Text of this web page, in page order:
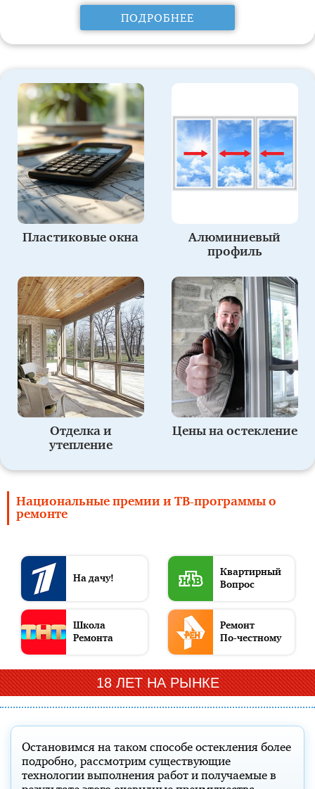
ПОДРОБНЕЕ
Пластиковые окна
Алюминиевый
профиль
Отделка и
утепление
Цены на остекление
Акции и скидки О компании
Национальные премии и ТВ-программы о
ремонте
На дачу!
Квартирный
Вопрос
Школа
Ремонта
Ремонт
По-честному
Фазенда
Дачный
Ответ
Битва
Дизайнеров
Чистая
работа
Товар
Года
Всероссийская
марка
Компания
Года
Права
потребителей
18 ЛЕТ НА РЫНКЕ
Остановимся на таком способе остекления более
подробно, рассмотрим существующие
технологии выполнения работ и получаемые в